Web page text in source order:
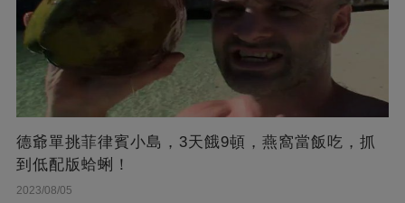
德爺單挑菲律賓小島，3天餓9頓，燕窩當飯吃，抓
到低配版蛤蜊！
2023/08/05